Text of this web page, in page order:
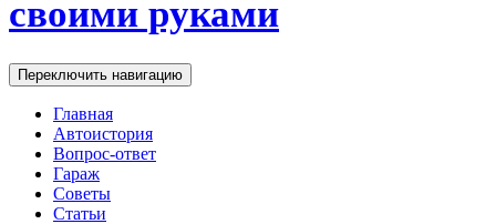
своими руками
Переключить навигацию
Главная
Автоистория
Вопрос-ответ
Гараж
Советы
Статьи